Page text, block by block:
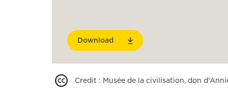
Download
Credit : Musée de la civilisation, don